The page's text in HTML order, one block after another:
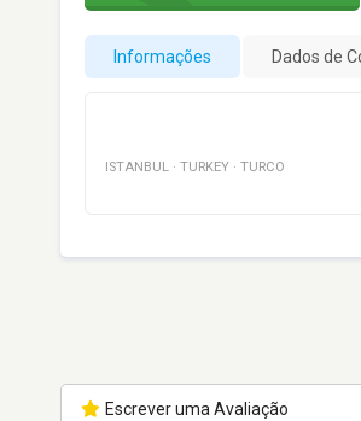
Informações Dados de
ISTANBUL · TURKEY · TURCO
Escrever uma Avaliação